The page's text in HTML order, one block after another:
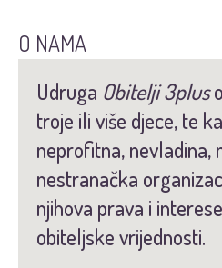
O NAMA
Udruga Obitelji 3plus
troje ili više djece, te
neprofitna, nevladina,
nestranačka
njihova prava i
obiteljske vrijednosti.